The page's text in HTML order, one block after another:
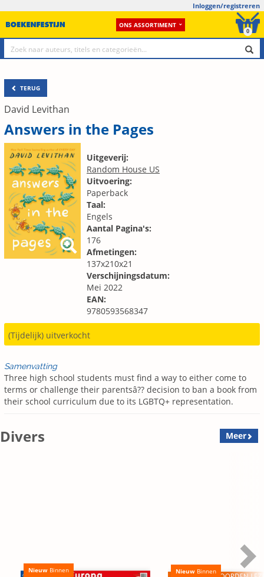
Inloggen/registreren
ONS ASSORTIMENT
0
TERUG
David Levithan
Answers in the Pages
Uitgeverij:
Random House US
Uitvoering:
Paperback
Taal:
Engels
Aantal Pagina's:
176
Afmetingen:
137x210x21
Verschijningsdatum:
Mei 2022
EAN:
9780593568347
(Tijdelijk) uitverkocht
Samenvatting
Three high school students must find a way to either come to
terms or challenge their parentsâ?? decision to ban a book from
their school curriculum due to its LGBTQ+ representation.
Divers Meer
Nieuw Binnen Nieuw Binnen